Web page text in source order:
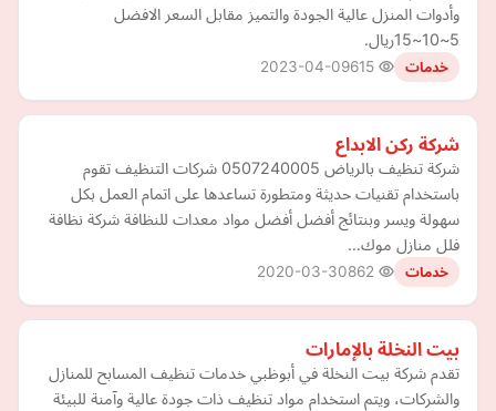
وأدوات المنزل ‎عالية الجودة والتميز مقابل السعر الافضل
5~10~15ريال.
خدمات 2023-04-09
شركة ركن الابداع
شركة تنظيف بالرياض 0507240005 شركات التنظيف تقوم
باستخدام تقنيات حديثة ومتطورة تساعدها على اتمام العمل بكل
سهولة ويسر وبنتائج أفضل أفضل مواد معدات للنظافة شركة نظافة
فلل منازل موك…
خدمات 2020-03-30
بيت النخلة بالإمارات
تقدم شركة بيت النخلة في أبوظبي خدمات تنظيف المسابح للمنازل
والشركات، ويتم استخدام مواد تنظيف ذات جودة عالية وآمنة للبيئة